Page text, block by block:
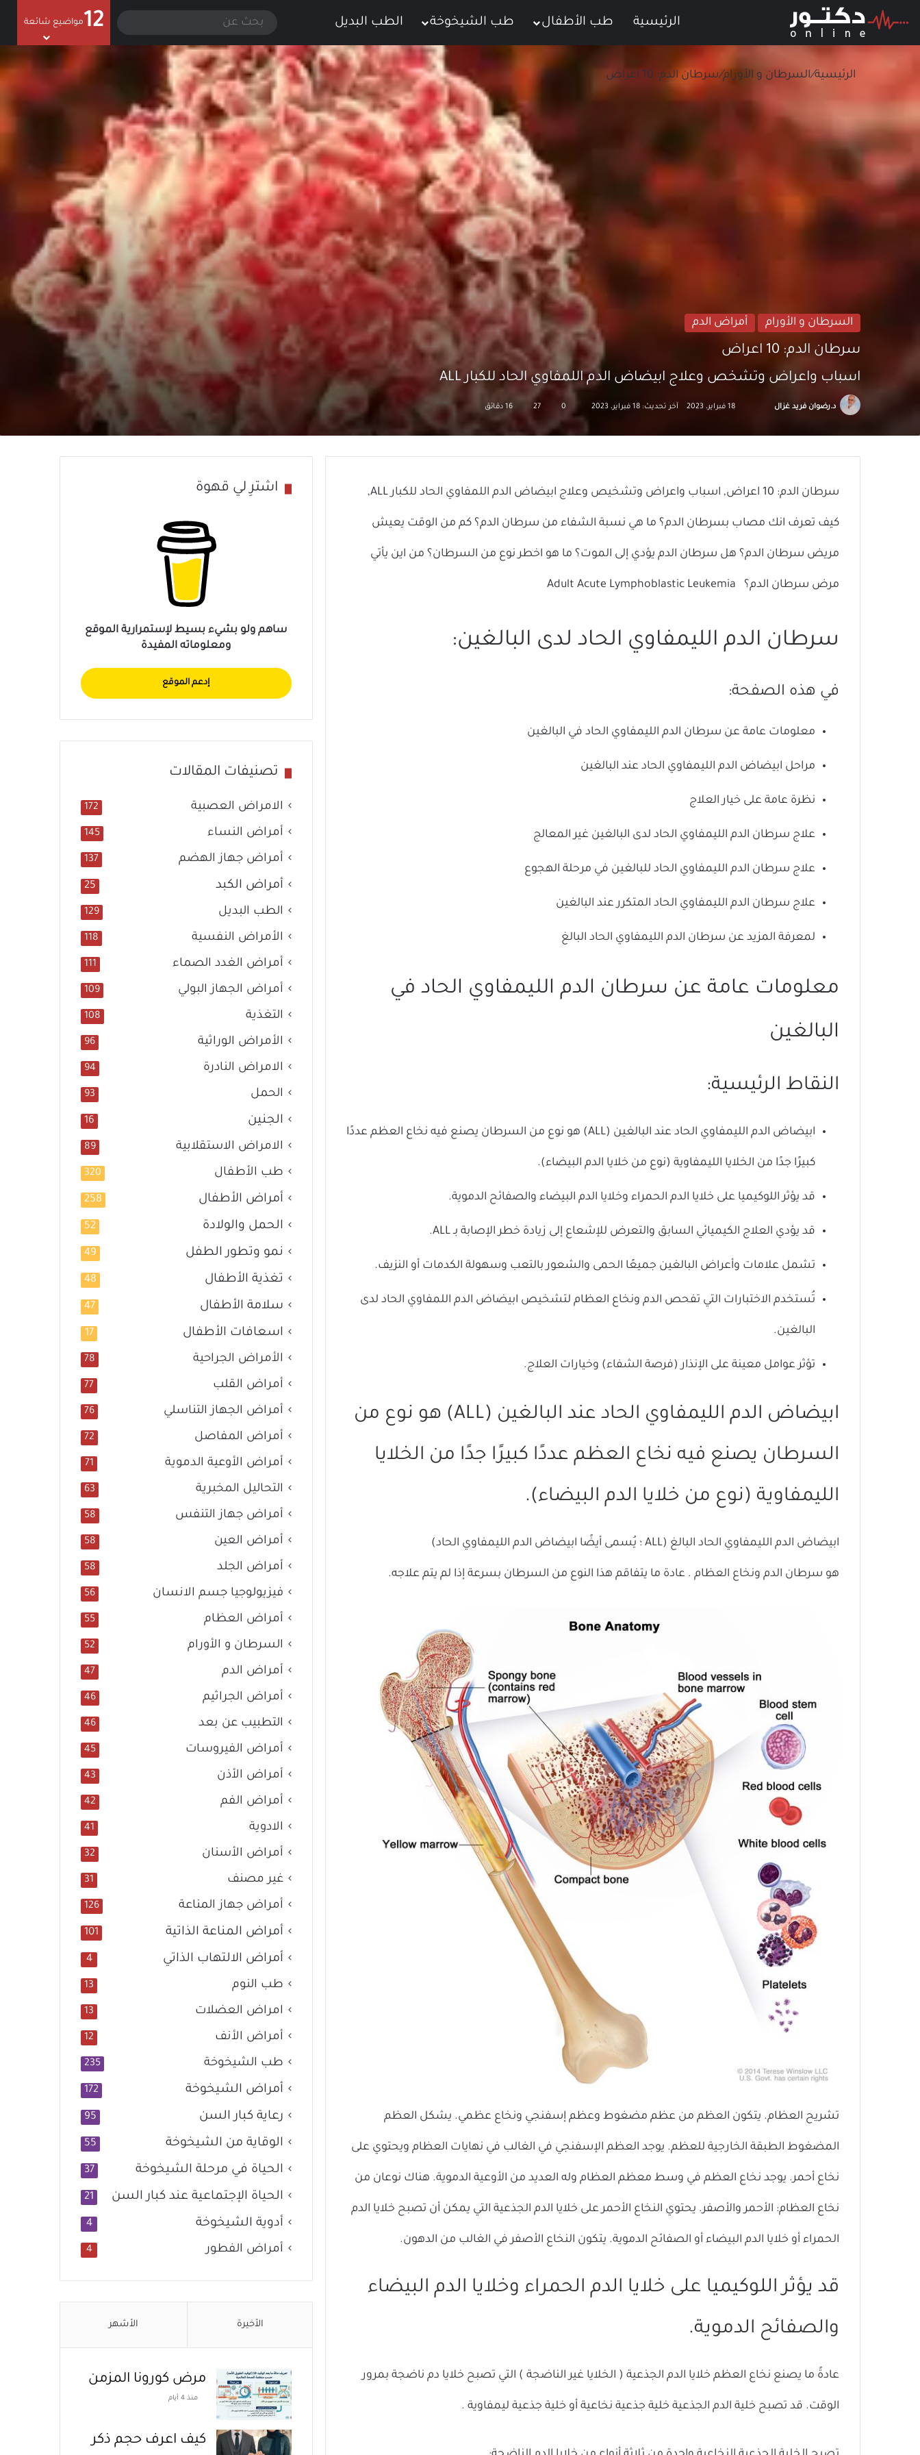
الرئيسية طب الأطفال طب الشيخوخة الطب البديل تسجيل الدخول
الوضع المظلم
عن
12 مواضيع شائعة
الرئيسية/السرطان و الأورام/سرطان الدم: 10 اعراض
السرطان و الأورام أمراض الدم
سرطان الدم: 10 اعراض
اسباب واعراض وتشخص وعلاج ابيضاض الدم اللمفاوي الحاد للكبار ALL
د.رضوان فريد غزال
أرسل18 فبراير، 2023 آخر تحديث: 18 فبراير، 2023 0
27
سرطان الدم: 10 اعراض, اسباب واعراض وتشخيص وعلاج ابيضاض الدم اللمفاوي الحاد للكبار ALL,
كيف تعرف انك مصاب بسرطان الدم؟ ما هي نسبة الشفاء من سرطان الدم؟ كم من الوقت يعيش
مريض سرطان الدم؟ هل سرطان الدم يؤدي إلى الموت؟ ما هو اخطر نوع من السرطان؟ من اين يأتي
مرض سرطان الدم؟ Adult Acute Lymphoblastic Leukemia
سرطان الدم الليمفاوي الحاد لدى البالغين:
في هذه الصفحة:
معلومات عامة عن سرطان الدم الليمفاوي الحاد في البالغين
مراحل ابيضاض الدم الليمفاوي الحاد عند البالغين
نظرة عامة على خيار العلاج
علاج سرطان الدم الليمفاوي الحاد لدى البالغين غير المعالج
علاج سرطان الدم الليمفاوي الحاد للبالغين في مرحلة الهجوع
علاج سرطان الدم الليمفاوي الحاد المتكرر عند البالغين
لمعرفة المزيد عن سرطان الدم الليمفاوي الحاد البالغ
معلومات عامة عن سرطان الدم الليمفاوي الحاد في
البالغين
النقاط الرئيسية:
ابيضاض الدم الليمفاوي الحاد عند البالغين (ALL) هو نوع من السرطان يصنع فيه نخاع العظم عددًا
كبيرًا جدًا من الخلايا الليمفاوية (نوع من خلايا الدم البيضاء).
قد يؤثر اللوكيميا على خلايا الدم الحمراء وخلايا الدم البيضاء والصفائح الدموية.
قد يؤدي العلاج الكيميائي السابق والتعرض للإشعاع إلى زيادة خطر الإصابة بـ ALL.
تشمل علامات وأعراض البالغين جميعًا الحمى والشعور بالتعب وسهولة الكدمات أو النزيف.
تُستخدم الاختبارات التي تفحص الدم ونخاع العظام لتشخيص ابيضاض الدم اللمفاوي الحاد لدى
البالغين.
تؤثر عوامل معينة على الإنذار (فرصة الشفاء) وخيارات العلاج.
ابيضاض الدم
الليمفاوي الحاد عند البالغين (ALL) هو نوع من
السرطان يصنع فيه نخاع العظم عددًا كبيرًا جدًا من الخلايا
الليمفاوية (نوع من خلايا الدم البيضاء).
ابيضاض الدم الليمفاوي الحاد البالغ (ALL ؛ يُسمى أيضًا ابيضاض الدم الليمفاوي الحاد)
هو سرطان الدم ونخاع العظام . عادة ما يتفاقم هذا النوع من السرطان بسرعة إذا لم يتم علاجه.
تشريح العظام. يتكون العظم من عظم مضغوط وعظم إسفنجي ونخاع عظمي. يشكل العظم
المضغوط الطبقة الخارجية للعظم. يوجد العظم الإسفنجي في الغالب في نهايات العظام ويحتوي على
نخاع أحمر. يوجد نخاع العظم في وسط معظم العظام وله العديد من الأوعية الدموية. هناك نوعان من
نخاع العظام: الأحمر والأصفر. يحتوي النخاع الأحمر على خلايا الدم الجذعية التي يمكن أن تصبح خلايا الدم
الحمراء أو خلايا الدم البيضاء أو الصفائح الدموية. يتكون النخاع الأصفر في الغالب من الدهون.
قد يؤثر اللوكيميا على خلايا الدم الحمراء وخلايا الدم البيضاء
والصفائح الدموية.
عادةً ما يصنع نخاع العظم خلايا الدم الجذعية ( الخلايا غير الناضجة ) التي تصبح خلايا دم ناضجة بمرور
الوقت. قد تصبح خلية الدم الجذعية خلية جذعية نخاعية أو خلية جذعية ليمفاوية .
اشترِ لي قهوة
ساهم ولو بشيء بسيط لإستمرارية الموقع
ومعلوماته المفيدة
إدعم الموقع
تصنيفات المقالات
الامراض العصبية 172
أمراض النساء 145
أمراض جهاز الهضم 137
أمراض الكبد 25
الطب البديل 129
الأمراض النفسية 118
أمراض الغدد الصماء 111
أمراض الجهاز البولي 109
التغذية 108
الأمراض الوراثية 96
الامراض النادرة 94
الحمل 93
الجنين 16
الامراض الاستقلابية 89
طب الأطفال 320
أمراض الأطفال 258
الحمل والولادة 52
نمو وتطور الطفل 49
تغذية الأطفال 48
سلامة الأطفال 47
اسعافات الأطفال 17
الأمراض الجراحية 78
أمراض القلب 77
أمراض الجهاز التناسلي 76
أمراض المفاصل 72
أمراض الأوعية الدموية 71
التحاليل المخبرية 63
أمراض جهاز التنفس 58
أمراض العين 58
أمراض الجلد 58
فيزيولوجيا جسم الانسان 56
أمراض العظام 55
السرطان و الأورام 52
أمراض الدم 47
أمراض الجراثيم 46
التطبيب عن بعد 46
أمراض الفيروسات 45
أمراض الأذن 43
أمراض الفم 42
الادوية 41
أمراض الأسنان 32
غير مصنف 31
أمراض جهاز المناعة 126
أمراض المناعة الذاتية 101
أمراض الالتهاب الذاتي 4
طب النوم 13
امراض العضلات 13
أمراض الأنف 12
طب الشيخوخة 235
أمراض الشيخوخة 172
رعاية كبار السن 95
الوقاية من الشيخوخة 55
الحياة في مرحلة الشيخوخة 37
الحياة الإجتماعية عند كبار السن 21
أدوية الشيخوخة 4
أمراض الفطور 4
الأخيرة الأشهر
مرض كورونا المزمن
منذ 4 أيام
كيف اعرف حجم ذكر